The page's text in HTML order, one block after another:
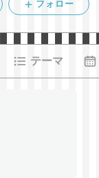
フォロー
テーマ